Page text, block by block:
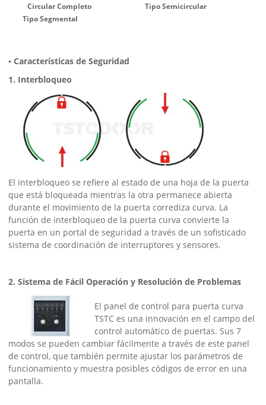
Circular Completo Tipo Semicircular
Tipo Segmental
▪ Características de Seguridad
1. Interbloqueo
El interbloqueo se refiere al estado de una hoja de la puerta
que está bloqueada mientras la otra permanece abierta
durante el movimiento de la puerta corrediza curva. La
función de interbloqueo de la puerta curva convierte la
puerta en un portal de seguridad a través de un sofisticado
sistema de coordinación de interruptores y sensores.
2. Sistema de Fácil Operación y Resolución de Problemas
El panel de control para puerta curva
TSTC es una innovación en el campo del
control automático de puertas. Sus 7
modos se pueden cambiar fácilmente a través de este panel
de control, que también permite ajustar los parámetros de
funcionamiento y muestra posibles códigos de error en una
pantalla.